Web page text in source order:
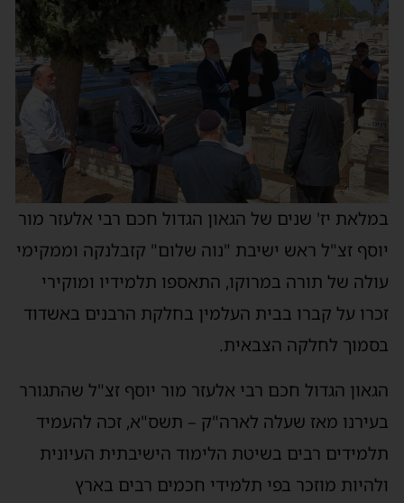
יז' שנים של הגאון הגדול חכם רבי אלעזר מור
זצ"ל ראש ישיבת "נוה שלום" קזבלנקה וממקימי
של תורה במרוקו, התאספו תלמידיו ומוקירי
על קברו בבית העלמין בחלקת הרבנים באשדוד
לחלקה הצבאית.
הגדול חכם רבי אלעזר מור יוסף זצ"ל שהתגורר
מאז שעלה לארה"ק – תשס"א, זכה להעמיד
רבים בשיטת הלימוד הישיבתית העיונית
מוזכר בפי תלמידי חכמים רבים בארץ